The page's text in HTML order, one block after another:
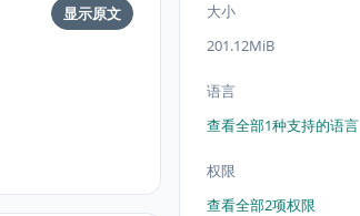
显示原文
大小
201.12MiB
语言
查看全部1种支持的语言
权限
查看全部2项权限